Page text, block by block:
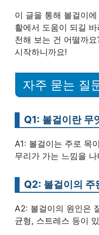
이 글을 통해 볼걸이
활에서 도움이 되길
천해 보는 건 어떨까
시작하니까요!
자주 묻는 질
Q1: 볼걸이란 무
A1: 볼걸이는 주로 목
무리가 가는 느낌을
Q2: 볼걸이의 주
A2: 볼걸이의 원인은
균형, 스트레스 등이